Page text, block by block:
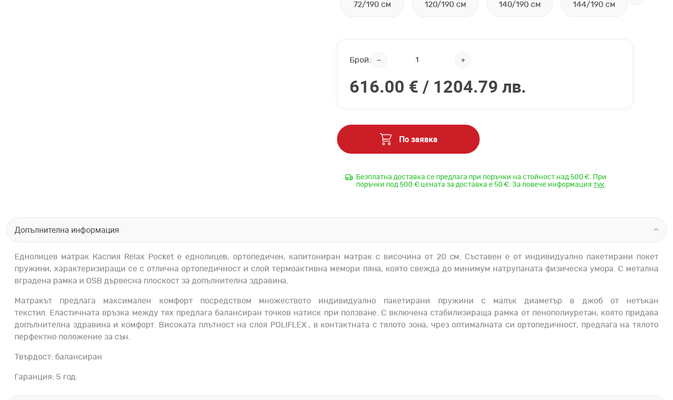
72/190 см 120/190 см 140/190 см 144/190 см
Брой:
616.00 € / 1204.79 лв.
По заявка
Безплатна доставка се предлага при поръчки на стойност над 500 €. При
поръчки под 500 € цената за доставка е 50 €. За повече информация тук.
Допълнителна информация
Eднолицев матрак Каспия Relax Pocket е еднолицев, ортопедичен, капитониран матрак с височина от 20 см. Съставен е от индивидуално пакетирани покет
пружини, характеризиращи се с отлична ортопедичност и слой термоактивна мемори пяна, която свежда до минимум натрупаната физическа умора. С метална
вградена рамка и OSB дървесна плоскост за допълнителна здравина.
Матракът предлага максимален комфорт посредством множеството индивидуално пакетирани пружини с малък диаметър в джоб от нетъкан
текстил. Еластичната връзка между тях предлага балансиран точков натиск при ползване. С включена стабилизираща рамка от пенополиуретан, която придава
допълнителна здравина и комфорт. Високата плътност на слоя POLIFLEX , в контактната с тялото зона, чрез оптималната си ортопедичност, предлага на тялото
перфектно положение за сън.
Твърдост: балансиран
Гаранция: 5 год.